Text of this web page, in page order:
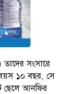
সংসারে
১০ বছর, সে
ছেলে আনফির